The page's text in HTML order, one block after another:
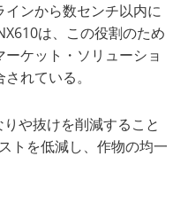
ンから数センチ以内に
は、この役割のため
ケット・ソリューショ
れている。
りや抜けを削減すること
トを低減し、作物の均一